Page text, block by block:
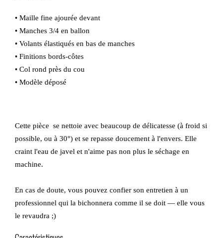
• Maille fine ajourée devant
• Manches 3/4 en ballon
• Volants élastiqués en bas de manches
• Finitions bords-côtes
• Col rond près du cou
• Modèle déposé
Cette pièce se nettoie avec beaucoup de délicatesse (à froid si
possible, ou à 30°) et se repasse doucement à l'envers. Elle
craint l'eau de javel et n'aime pas non plus le séchage en
machine.
En cas de doute, vous pouvez confier son entretien à un
professionnel qui la bichonnera comme il se doit — elle vous
le revaudra ;)